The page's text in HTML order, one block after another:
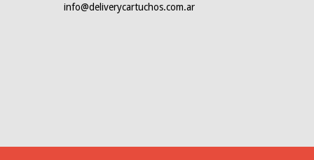
info@deliverycartuchos.com.ar